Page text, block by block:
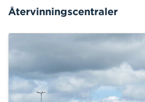
bränslen i fjärrvärmenätet.
Återvinningscentraler